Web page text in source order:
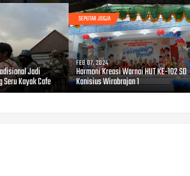
Jadi
Seru Kayak Cafe
SEPUTAR JOGJA
FEB 07, 2024
Harmoni Kreasi Warnai HUT KE-102 SD
Kanisius Wirobrajan 1